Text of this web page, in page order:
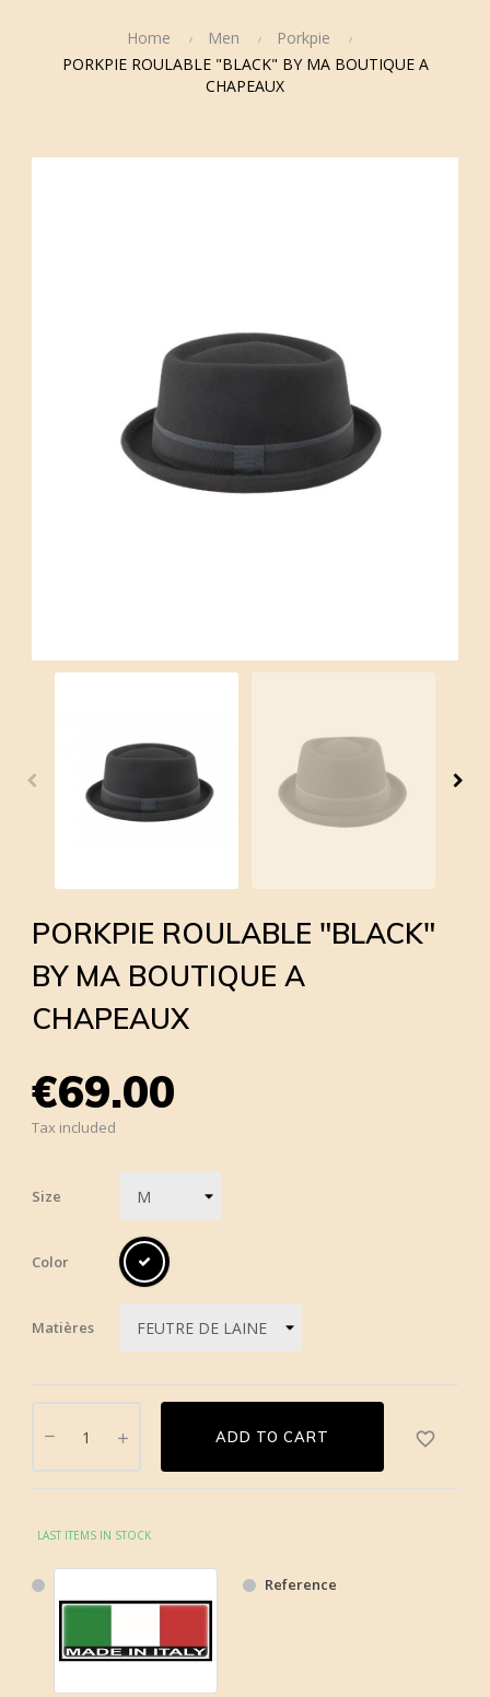
Home Men
Porkpie
PORKPIE ROULABLE "BLACK" BY MA BOUTIQUE A
CHAPEAUX
PORKPIE ROULABLE "BLACK"
BY MA BOUTIQUE A
CHAPEAUX
€69.00
Tax included
Size
Color
Matières
ADD TO CART favorite_border
LAST ITEMS IN STOCK
Reference